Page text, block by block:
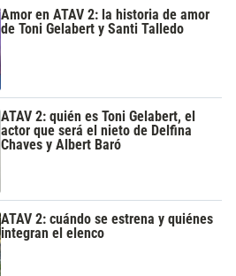
Amor en ATAV 2: la historia de amor
de Toni Gelabert y Santi Talledo
ATAV 2: quién es Toni Gelabert, el
actor que será el nieto de Delfina
Chaves y Albert Baró
ATAV 2: cuándo se estrena y quiénes
integran el elenco